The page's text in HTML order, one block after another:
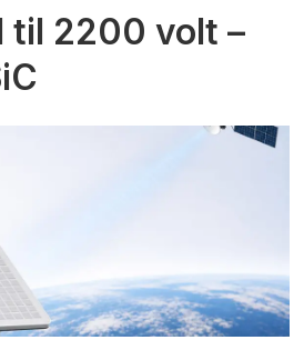
til 2200 volt –